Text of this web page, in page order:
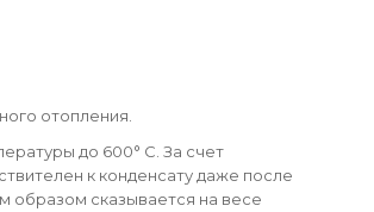
отопления.
до 600° C. За счет
к конденсату даже после
образом сказывается на весе